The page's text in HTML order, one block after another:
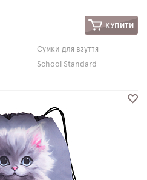
КУПИТИ
Сумки для взуття
School Standard